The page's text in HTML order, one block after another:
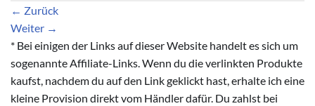
← Zurück
Weiter →
* Bei einigen der Links auf dieser Website handelt es sich um
sogenannte Affiliate-Links. Wenn du die verlinkten Produkte
kaufst, nachdem du auf den Link geklickt hast, erhalte ich eine
kleine Provision direkt vom Händler dafür. Du zahlst bei